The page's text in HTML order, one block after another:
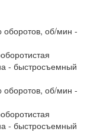
оборотов, об/мин -
- быстросъемный
оборотов, об/мин -
- быстросъемный